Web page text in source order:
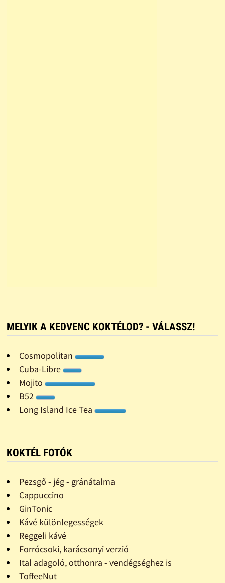
MELYIK A KEDVENC KOKTÉLOD? - VÁLASSZ!
Cosmopolitan
Cuba-Libre
Mojito
B52
Long Island Ice Tea
KOKTÉL FOTÓK
Pezsgő - jég - gránátalma
Cappuccino
GinTonic
Kávé különlegességek
Reggeli kávé
Forrócsoki, karácsonyi verzió
Ital adagoló, otthonra - vendégséghez is
ToffeeNut